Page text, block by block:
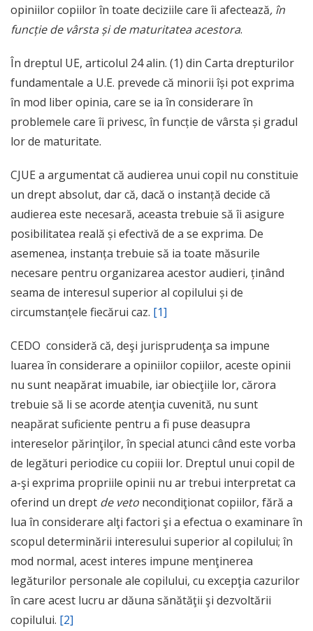
opiniilor copiilor în toate deciziile care îi afectează, în
funcție de vârsta și de maturitatea acestora.
În dreptul UE, articolul 24 alin. (1) din Carta drepturilor
fundamentale a U.E. prevede că minorii își pot exprima
în mod liber opinia, care se ia în considerare în
problemele care îi privesc, în funcție de vârsta și gradul
lor de maturitate.
CJUE a argumentat că audierea unui copil nu constituie
un drept absolut, dar că, dacă o instanță decide că
audierea este necesară, aceasta trebuie să îi asigure
posibilitatea reală și efectivă de a se exprima. De
asemenea, instanța trebuie să ia toate măsurile
necesare pentru organizarea acestor audieri, ținând
seama de interesul superior al copilului și de
circumstanțele fiecărui caz. [1]
CEDO consideră că, deşi jurisprudenţa sa impune
luarea în considerare a opiniilor copiilor, aceste opinii
nu sunt neapărat imuabile, iar obiecţiile lor, cărora
trebuie să li se acorde atenţia cuvenită, nu sunt
neapărat suficiente pentru a fi puse deasupra
intereselor părinţilor, în special atunci când este vorba
de legături periodice cu copiii lor. Dreptul unui copil de
a-şi exprima propriile opinii nu ar trebui interpretat ca
oferind un drept de veto necondiţionat copiilor, fără a
lua în considerare alţi factori şi a efectua o examinare în
scopul determinării interesului superior al copilului; în
mod normal, acest interes impune menţinerea
legăturilor personale ale copilului, cu excepţia cazurilor
în care acest lucru ar dăuna sănătăţii şi dezvoltării
copilului. [2]